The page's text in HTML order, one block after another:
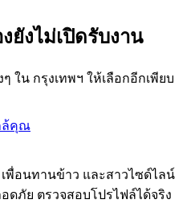
ยังไม่เปิดรับงาน
ๆ ใน กรุงเทพฯ ให้เลือกอีกเพียบ
ล้คุณ
พื่อนทานข้าว และสาวไซด์ไลน์
ภัย ตรวจสอบโปรไฟล์ได้จริง